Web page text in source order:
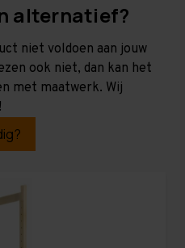
alternatief?
niet voldoen aan jouw
ook niet, dan kan het
met maatwerk. Wij